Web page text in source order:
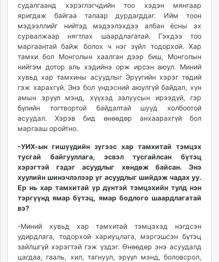
судалгаанд хэрэглэгчдийн тоо хэдэн мянгаар
яригдаж байгаа талаар дурдагддаг. Ийм тоон
мэдээллийг нийтэд мэдээлэхдээ албан ёсны эх
сурвалжаар нягтлах шаардлагатай. Гэхдээ тоо
маргаантай байж болох ч нэг зүйл тодорхой. Хар
тамхи бол Монголын хаалган дээр биш, Монголын
нийгэм дотор аль хэдийнэ орж ирсэн аюул. Миний
хувьд хар тамхины асуудлыг Эрүүгийн хэрэг төдий
гэж харахгүй. Энэ бол үндэсний аюулгүй байдал, хүн
амын эрүүл мэнд, хүүхэд залуусын ирээдүй, гэр
бүлийн тогтвортой байдалтай шууд холбоотой
асуудал. Хэрэв бид өнөөдөр анхаарахгүй бол
маргааш оройтно.
-УИХ-ын гишүүдийн зүгээс хар тамхитай тэмцэх
тусгай байгууллага, эсвэл тусгайлсан бүтэц
хэрэгтэй гэдэг асуудлыг хөндөж байсан. Энэ
хуулийн шинэчлэлээр уг асуудлыг шийдэж чадах уу.
Ер нь хар тамхитай үр дүнтэй тэмцэхийн тулд нэн
тэргүүнд ямар бүтэц, ямар бодлого шаардлагатай
вэ?
-Миний хувьд хар тамхитай тэмцэхэд нэгдсэн
удирдлага, тодорхой хариуцлага, мэргэшсэн бүтэц
зайлшгүй хэрэгтэй гэж үздэг. Өнөөдөр энэ асуудалд
цагдаа, гааль, хил, тагнуул, эрүүл мэнд, боловсрол,